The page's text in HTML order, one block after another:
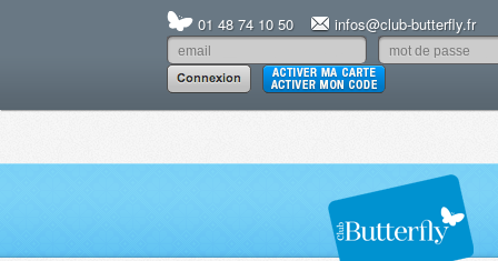
01 48 74 10 50 infos@club-butterfly.fr